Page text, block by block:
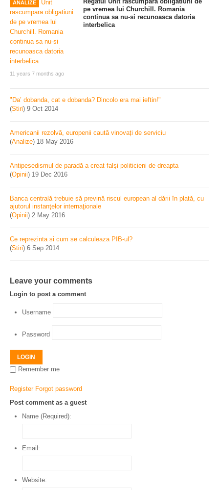
ANALIZE
11 years 7 months ago
pe vremea lui Churchill. Romania
continua sa nu-si recunoasca datoria
interbelica
"Da’ dobanda, cat e dobanda? Dincolo era mai ieftin!"
(Stiri) 9 Oct 2014
Americanii rezolvă, europenii caută vinovați de serviciu
(Analize) 18 May 2016
Antipesedismul de paradă a creat falşi politicieni de dreapta
(Opinii) 19 Dec 2016
Banca centrală trebuie să prevină riscul european al dării în plată, cu
ajutorul instanţelor internaţionale
(Opinii) 2 May 2016
Ce reprezinta si cum se calculeaza PIB-ul?
(Stiri) 6 Sep 2014
Leave your comments
Login to post a comment
Username
Password
LOGIN
Remember me
Register Forgot password
Post comment as a guest
Name (Required):
Email:
Website: